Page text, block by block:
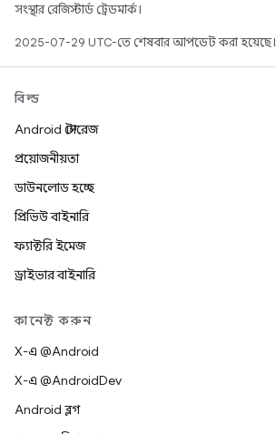
সংস্থার রেজিস্টার্ড ট্রেডমার্ক।
2025-07-29 UTC-তে শেষবার আপডেট করা হয়েছে।
বিল্ড
Android স্টোরেজ
প্রয়োজনীয়তা
ডাউনলোড হচ্ছে
প্রিভিউ বাইনারি
ফ্যাক্টরি ইমেজ
ড্রাইভার বাইনারি
কানেক্ট করুন
X-এ @Android
X-এ @AndroidDev
Android ব্লগ